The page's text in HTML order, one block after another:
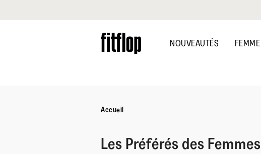
to
main
NOUVEAUTÉS FEMME
Accueil
Les Préférés des Femmes